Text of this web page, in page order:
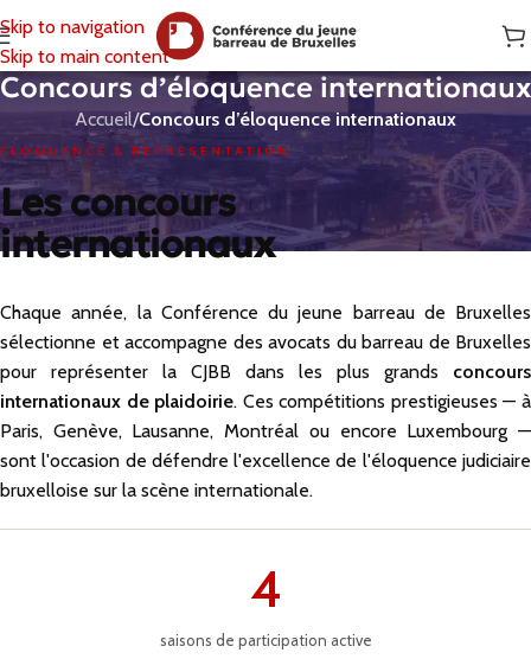
Skip to navigation
Skip to main content
Concours d’éloquence internationaux
Accueil/Concours d’éloquence internationaux
ÉLOQUENCE & REPRÉSENTATION
Les concours
internationaux
Chaque année, la Conférence du jeune barreau de Bruxelles
sélectionne et accompagne des avocats du barreau de Bruxelles
pour représenter la CJBB dans les plus grands concours
internationaux de plaidoirie. Ces compétitions prestigieuses — à
Paris, Genève, Lausanne, Montréal ou encore Luxembourg —
sont l'occasion de défendre l'excellence de l'éloquence judiciaire
bruxelloise sur la scène internationale.
4
saisons de participation active